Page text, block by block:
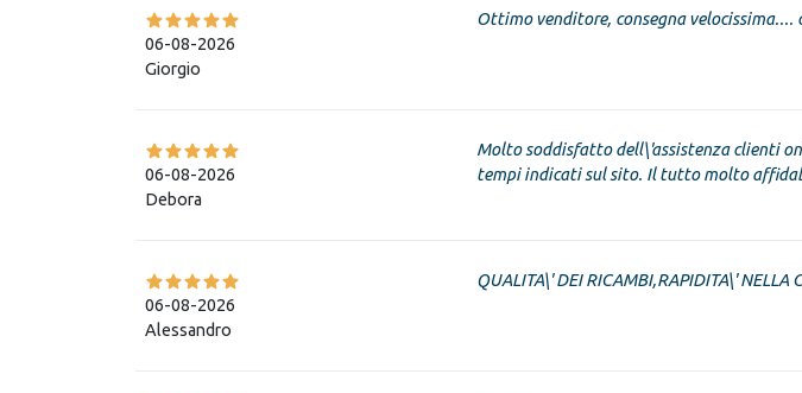
06-08-2026
Giorgio
Ottimo venditore, consegna
06-08-2026
Debora
Molto soddisfatto dell\'assistenza clienti
tempi indicati sul sito. Il tutto molto
06-08-2026
Alessandro
QUALITA\' DEI RICAMBI,RAPIDITA\' NELLA